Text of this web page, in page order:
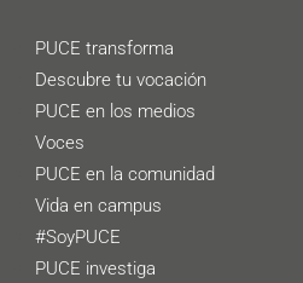
PUCE transforma
Descubre tu vocación
PUCE en los medios
Voces
PUCE en la comunidad
Vida en campus
#SoyPUCE
PUCE investiga